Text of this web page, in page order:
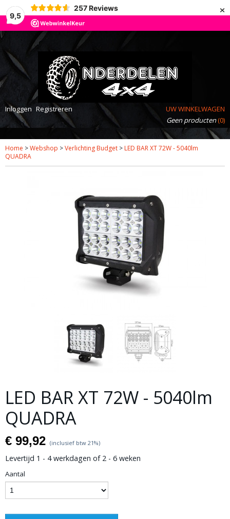
9,5
257 Reviews ×
Inloggen Registreren
UW WINKELWAGEN
Geen producten(0)
Home >Webshop >Verlichting Budget > LED BAR XT 72W - 5040lm
QUADRA
LED BAR XT 72W - 5040lm
QUADRA
€ 99,92 (inclusief btw 21%)
Levertijd 1 - 4 werkdagen of 2 - 6 weken
Aantal